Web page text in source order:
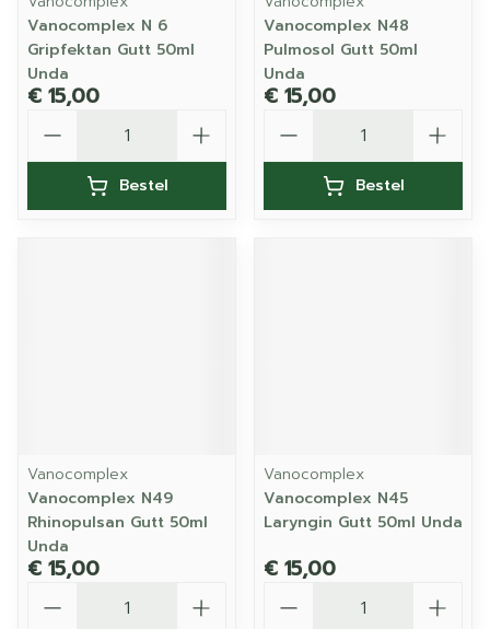
Vanocomplex N 6
Gripfektan Gutt 50ml
Unda
€ 15,00
Bestel
Vanocomplex N48
Pulmosol Gutt 50ml
Unda
€ 15,00
Bestel
Vanocomplex
Vanocomplex N49
Rhinopulsan Gutt 50ml
Unda
€ 15,00
Vanocomplex
Vanocomplex N45
Laryngin Gutt 50ml Unda
€ 15,00